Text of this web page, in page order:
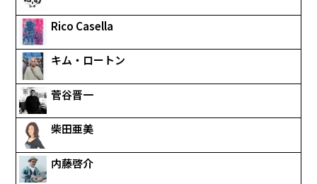
Rico Casella
キム・ロートン
菅谷晋一
柴田亜美
内藤啓介